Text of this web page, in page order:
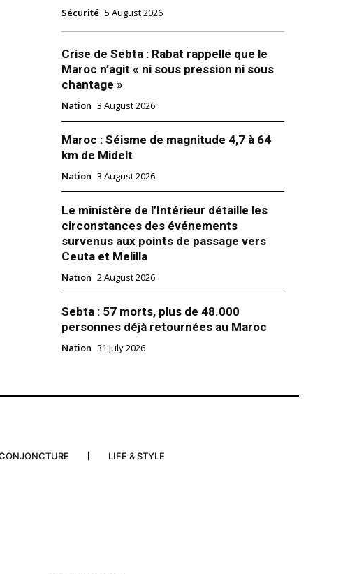
et reddition des comptes : le signal
Sécurité 5 August 2026
Crise de Sebta : Rabat rappelle que le
Maroc n’agit « ni sous pression ni sous
chantage »
Nation 3 August 2026
Maroc : Séisme de magnitude 4,7 à 64
km de Midelt
Nation 3 August 2026
Le ministère de l’Intérieur détaille les
circonstances des événements
survenus aux points de passage vers
Ceuta et Melilla
Nation 2 August 2026
Sebta : 57 morts, plus de 48.000
personnes déjà retournées au Maroc
Nation 31 July 2026
LIFE & STYLE